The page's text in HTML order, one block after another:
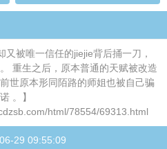
被唯一信任的jiejie背后捅一刀，
重生之后，原本普通的天赋被改造
世原本形同陌路的师姐也被自己骗
。】
html/78554/69313.html
29 09:55:09